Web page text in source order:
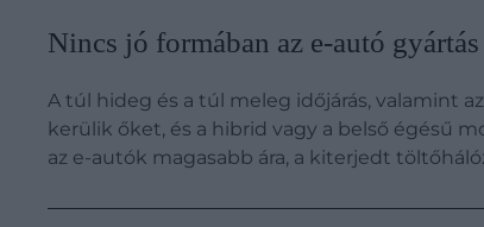
Nincs jó formában az e-autó gyártás
A túl hideg és a túl meleg időjárás, valamint
kerülik őket, és a hibrid vagy a belső égésű
az e-autók magasabb ára, a kiterjedt